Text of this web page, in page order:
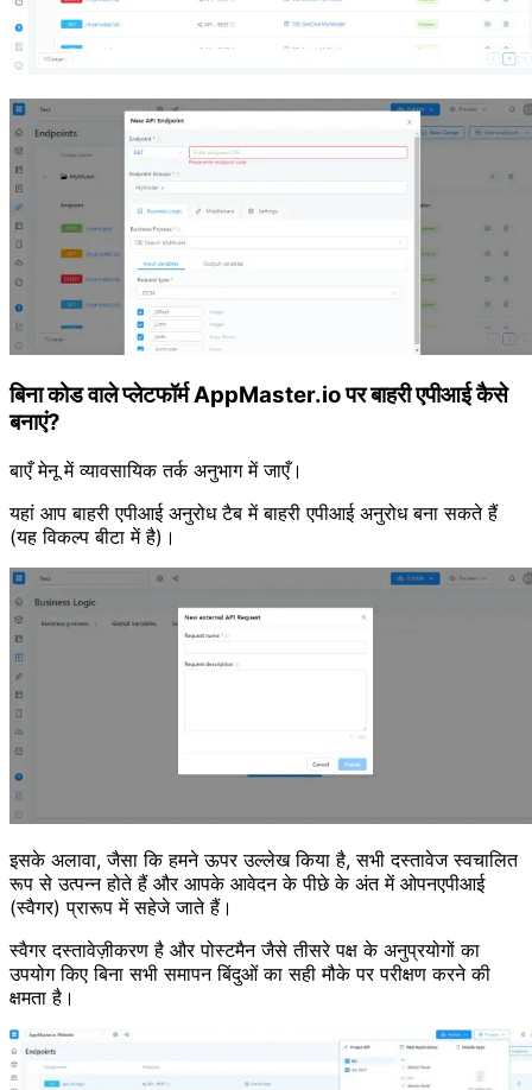
बिना कोड वाले प्लेटफॉर्म AppMaster.io पर बाहरी एपीआई कैसे
बनाएं?
बाएँ मेनू में व्यावसायिक तर्क अनुभाग में जाएँ।
यहां आप बाहरी एपीआई अनुरोध टैब में बाहरी एपीआई अनुरोध बना सकते हैं
(यह विकल्प बीटा में है)।
इसके अलावा, जैसा कि हमने ऊपर उल्लेख किया है, सभी दस्तावेज स्वचालित
रूप से उत्पन्न होते हैं और आपके आवेदन के पीछे के अंत में ओपनएपीआई
(स्वैगर) प्रारूप में सहेजे जाते हैं।
स्वैगर दस्तावेज़ीकरण है और पोस्टमैन जैसे तीसरे पक्ष के अनुप्रयोगों का
उपयोग किए बिना सभी समापन बिंदुओं का सही मौके पर परीक्षण करने की
क्षमता है।